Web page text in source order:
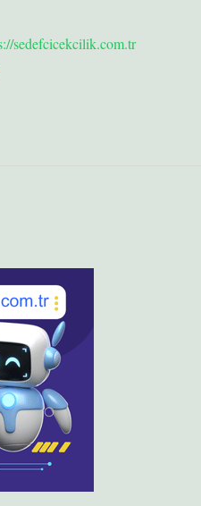
sedefcicekcilik.com.tr